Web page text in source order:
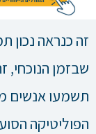
זה כנראה נכון
שבזמן הנוכחי,
תשמעו אנשים
הפוליטיקה